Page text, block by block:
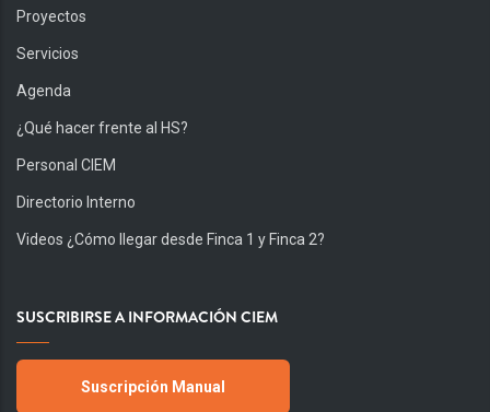
Proyectos
Servicios
Agenda
¿Qué hacer frente al HS?
Personal CIEM
Directorio Interno
Videos ¿Cómo llegar desde Finca 1 y Finca 2?
SUSCRIBIRSE A INFORMACIÓN CIEM
Suscripción Manual